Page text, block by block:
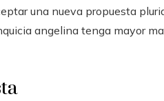
una nueva propuesta
angelina tenga mayor